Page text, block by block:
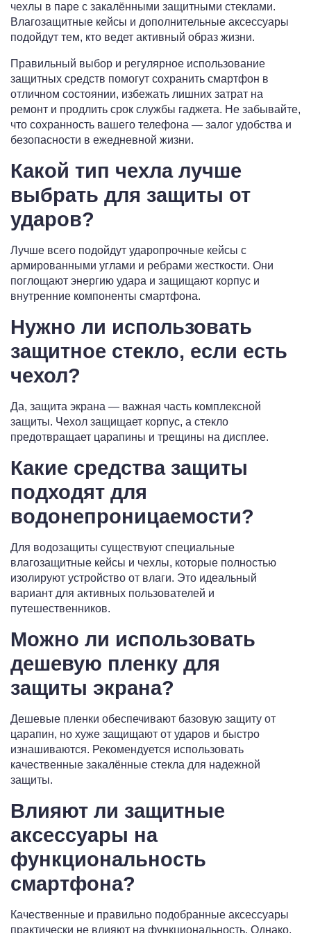
чехлы в паре с закалёнными защитными стеклами.
Влагозащитные кейсы и дополнительные аксессуары
подойдут тем, кто ведет активный образ жизни.
Правильный выбор и регулярное использование
защитных средств помогут сохранить смартфон в
отличном состоянии, избежать лишних затрат на
ремонт и продлить срок службы гаджета. Не забывайте,
что сохранность вашего телефона — залог удобства и
безопасности в ежедневной жизни.
Какой тип чехла лучше
выбрать для защиты от
ударов?
Лучше всего подойдут ударопрочные кейсы с
армированными углами и ребрами жесткости. Они
поглощают энергию удара и защищают корпус и
внутренние компоненты смартфона.
Нужно ли использовать
защитное стекло, если есть
чехол?
Да, защита экрана — важная часть комплексной
защиты. Чехол защищает корпус, а стекло
предотвращает царапины и трещины на дисплее.
Какие средства защиты
подходят для
водонепроницаемости?
Для водозащиты существуют специальные
влагозащитные кейсы и чехлы, которые полностью
изолируют устройство от влаги. Это идеальный
вариант для активных пользователей и
путешественников.
Можно ли использовать
дешевую пленку для
защиты экрана?
Дешевые пленки обеспечивают базовую защиту от
царапин, но хуже защищают от ударов и быстро
изнашиваются. Рекомендуется использовать
качественные закалённые стекла для надежной
защиты.
Влияют ли защитные
аксессуары на
функциональность
смартфона?
Качественные и правильно подобранные аксессуары
практически не влияют на функциональность. Однако,